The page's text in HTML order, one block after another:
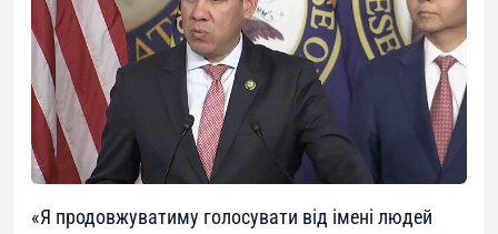
«Я продовжуватиму голосувати від імені людей